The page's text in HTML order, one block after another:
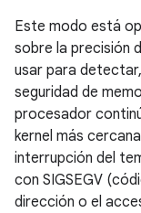
Este modo está
sobre la precisión
usar para
seguridad de
procesador
kernel más
interrupción del
con SIGSEGV
dirección o el